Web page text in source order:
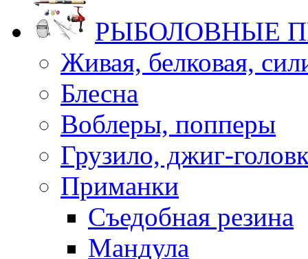
РЫБОЛОВНЫЕ
Живая, белковая,
Блесна
Воблеры, попперы
Грузило, джиг-
Приманки
Съедобная резина
Мандула